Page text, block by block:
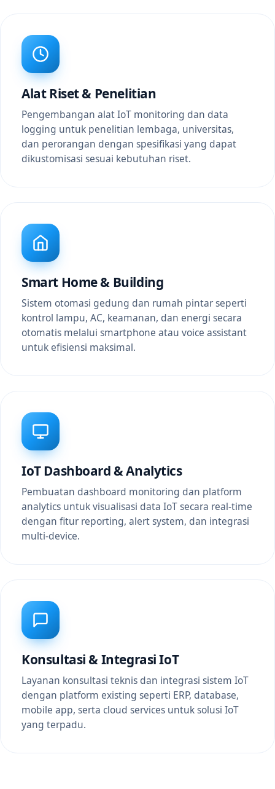
Alat Riset & Penelitian
Pengembangan alat IoT monitoring dan data
logging untuk penelitian lembaga, universitas,
dan perorangan dengan spesifikasi yang dapat
dikustomisasi sesuai kebutuhan riset.
Smart Home & Building
Sistem otomasi gedung dan rumah pintar seperti
kontrol lampu, AC, keamanan, dan energi secara
otomatis melalui smartphone atau voice assistant
untuk efisiensi maksimal.
IoT Dashboard & Analytics
Pembuatan dashboard monitoring dan platform
analytics untuk visualisasi data IoT secara real-time
dengan fitur reporting, alert system, dan integrasi
multi-device.
Konsultasi & Integrasi IoT
Layanan konsultasi teknis dan integrasi sistem IoT
dengan platform existing seperti ERP, database,
mobile app, serta cloud services untuk solusi IoT
yang terpadu.